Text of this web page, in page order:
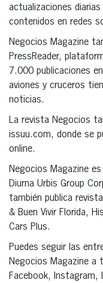
actualizaciones
contenidos en redes
Negocios Magazine
PressReader,
7.000 publicaciones
aviones y cruceros
noticias.
La revista Negocios
issuu.com, donde se
online.
Negocios Magazine
Diurna Urbis Group
también publica
& Buen Vivir Florida,
Cars Plus.
Puedes seguir las
Negocios Magazine a
Facebook, Instagram,